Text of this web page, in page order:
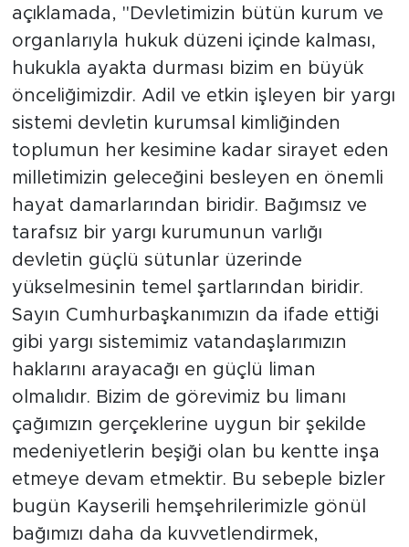
açıklamada, "Devletimizin bütün kurum ve
organlarıyla hukuk düzeni içinde kalması,
hukukla ayakta durması bizim en büyük
önceliğimizdir. Adil ve etkin işleyen bir yargı
sistemi devletin kurumsal kimliğinden
toplumun her kesimine kadar sirayet eden
milletimizin geleceğini besleyen en önemli
hayat damarlarından biridir. Bağımsız ve
tarafsız bir yargı kurumunun varlığı
devletin güçlü sütunlar üzerinde
yükselmesinin temel şartlarından biridir.
Sayın Cumhurbaşkanımızın da ifade ettiği
gibi yargı sistemimiz vatandaşlarımızın
haklarını arayacağı en güçlü liman
olmalıdır. Bizim de görevimiz bu limanı
çağımızın gerçeklerine uygun bir şekilde
medeniyetlerin beşiği olan bu kentte inşa
etmeye devam etmektir. Bu sebeple bizler
bugün Kayserili hemşehrilerimizle gönül
bağımızı daha da kuvvetlendirmek,